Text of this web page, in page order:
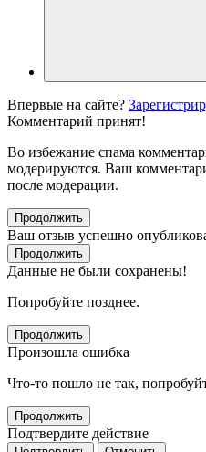
Впервые на сайте?
Комментарий принят!
Во избежание спама
модерируются. Ваш
после модерации.
Продолжить
Ваш отзыв успешно
Продолжить
Данные не были сохранены!
Попробуйте позднее.
Продолжить
Произошла ошибка
Что-то пошло не так,
Продолжить
Подтвердите действие